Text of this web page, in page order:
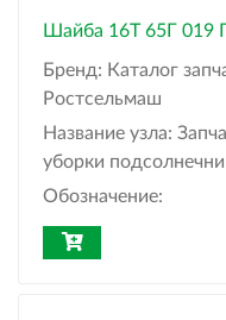
Шайба 16Т 65Г 019
Бренд: Каталог
Ростсельмаш
Название узла:
уборки
Обозначение: